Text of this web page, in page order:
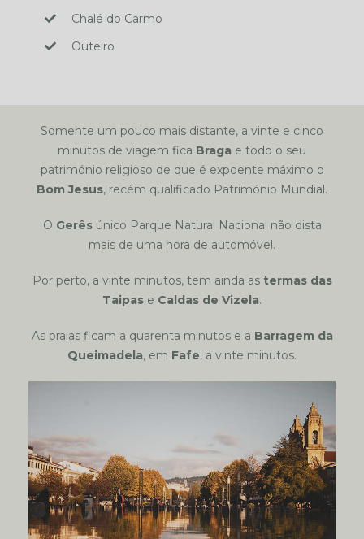
Chalé do Carmo
Outeiro
Somente um pouco mais distante, a vinte e cinco
minutos de viagem fica Braga e todo o seu
património religioso de que é expoente máximo o
Bom Jesus, recém qualificado Património Mundial.
O Gerêsúnico Parque Natural Nacional não dista
mais de uma hora de automóvel.
Por perto, a vinte minutos, tem ainda as termas das
Taipas e Caldas de Vizela.
As praias ficam a quarenta minutos e a Barragem da
Queimadela, em Fafe, a vinte minutos.